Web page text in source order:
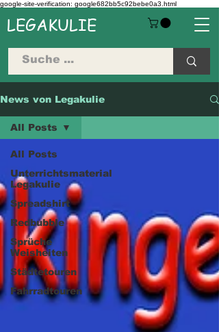
google-site-verification: google682bb5c92bebe0a3.html
LEGAKULIE
News von Legakulie
All Posts
Unterrichtsmaterial
Legakulie
Spreadshirt
Redbubble
Sprüche
Weisheiten
Städtetouren
Fahrradtouren
All Posts